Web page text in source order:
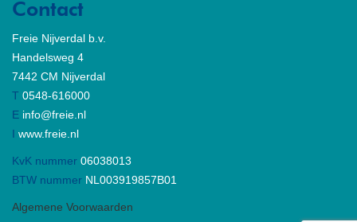
Contact
Freie Nijverdal b.v.
Handelsweg 4
7442 CM Nijverdal
T 0548-616000
E info@freie.nl
I www.freie.nl
KvK nummer 06038013
BTW nummer NL003919857B01
Algemene Voorwaarden